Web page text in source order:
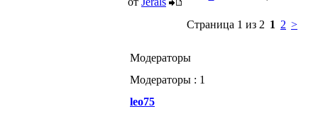
Страница 1 из 2 1 2 >
Модераторы
Модераторы : 1
leo75